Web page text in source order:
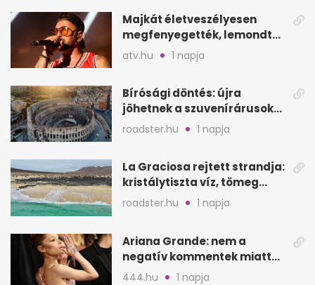
Majkát életveszélyesen
megfenyegették, lemondta
a sepsiszentgyörgyi
atv.hu 1 napja
Bírósági döntés: újra
jöhetnek a szuvenírárusok
Európa ikonikus helyére
roadster.hu 1 napja
La Graciosa rejtett strandja:
kristálytiszta víz, tömeg
nélkül
roadster.hu 1 napja
Ariana Grande: nem a
negatív kommentek miatt
vonul vissza
444.hu 1 napja